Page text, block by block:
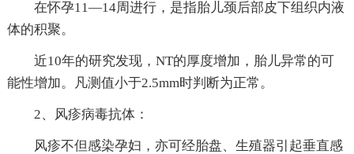
在怀孕11—14周进行，是指胎儿颈后部皮下组织内液
体的积聚。
近10年的研究发现，NT的厚度增加，胎儿异常的可
能性增加。凡测值小于2.5mm时判断为正常。
2、风疹病毒抗体：
风疹不但感染孕妇，亦可经胎盘、生殖器引起垂直感